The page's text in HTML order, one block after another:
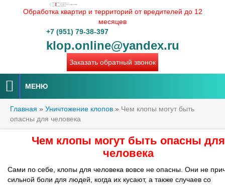
Обработка квартир и территорий от вредителей до 12
месяцев
+7 (951) 79-38-397
klop.online@yandex.ru
Заказать обратный звонок
МЕНЮ
Главная » Уничтожение клопов » Чем клопы могут быть
опасны для человека
Чем клопы могут быть опасны для
человека
Сами по себе, клопы для человека вовсе не опасны. Они не
сильной боли для людей, когда их кусают, а также случаев со